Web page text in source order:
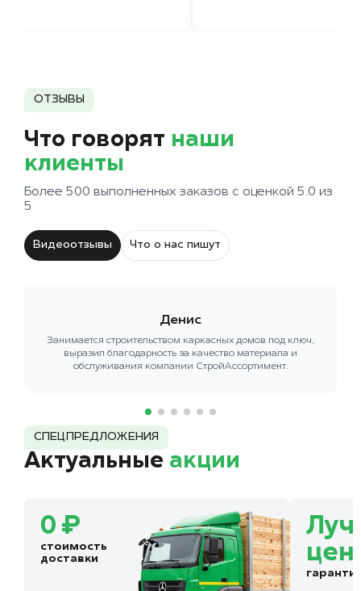
ОТЗЫВЫ
Что говорят наши
клиенты
Более 500 выполненных заказов с оценкой 5.0 из
5
Видеоотзывы Что о нас пишут
Денис
Занимается строительством каркасных домов под ключ,
выразил благодарность за качество материала и
обслуживания компании СтройАссортимент.
СПЕЦПРЕДЛОЖЕНИЯ
Актуальные акции
0 ₽
стоимость
доставки